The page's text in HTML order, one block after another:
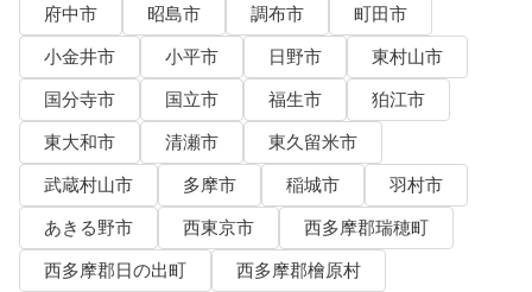
府中市
昭島市 調布市
町田市
小金井市
小平市 日野市
東村山市
国分寺市
国立市 福生市
狛江市
東大和市
清瀬市
東久留米市
武蔵村山市
多摩市 稲城市
羽村市
あきる野市
西東京市
西多摩郡瑞穂町
西多摩郡日の出町
西多摩郡檜原村